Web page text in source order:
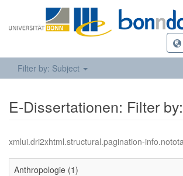
Filter by: Subject
E-Dissertationen: Filter
xmlui.dri2xhtml.structural.pagination-
Anthropologie (1)